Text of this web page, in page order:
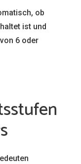
ob
ist und
6 oder